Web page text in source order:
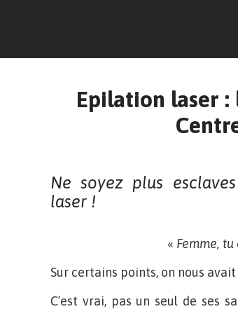
Epilation laser :
Ne soyez plus
laser !
« Femme,
Sur certains points, on nous
C’est vrai, pas un seul de ses